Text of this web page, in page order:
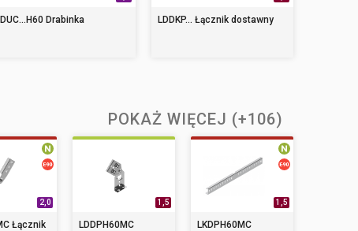
DUC...H60 Drabinka LDDKP... Łącznik dostawny
POKAŻ WIĘCEJ (+106)
2,0
Łącznik
1,5
LDDPH60MC
1,5
LKDPH60MC